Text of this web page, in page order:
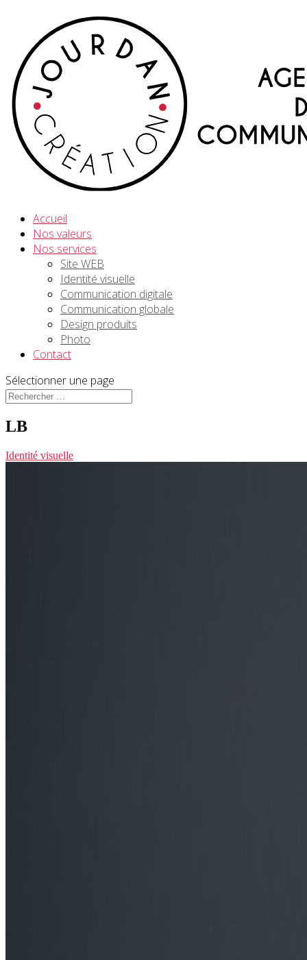
Accueil
Nos valeurs
Nos services
Site WEB
Identité visuelle
Communication digitale
Communication globale
Design produits
Photo
Contact
Sélectionner une page
LB
Identité visuelle